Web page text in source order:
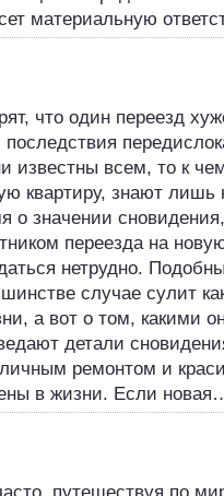
материальную
что один переезд
последствия
известны всем, то к
квартиру, знают лишь
о значении
переезда на
нетрудно.
случае сулит
а вот о том, какими
детали
ремонтом и
в жизни. Если